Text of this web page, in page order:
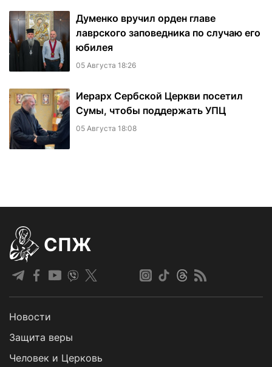
Думенко вручил орден главе
лаврского заповедника по случаю его
юбилея
05 Августа 18:26
Иерарх Сербской Церкви посетил
Сумы, чтобы поддержать УПЦ
05 Августа 18:08
СПЖ
Новости
Защита веры
Человек и Церковь